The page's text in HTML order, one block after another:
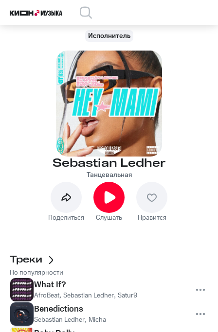
Исполнитель
Sebastian Ledher
Танцевальная
Поделиться Слушать Нравится
Треки
По популярности
What If?
AfroBeat, Sebastian Ledher, Satur9
Benedictions
Sebastian Ledher, Micha